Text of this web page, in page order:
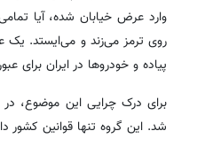
وارد عرض خیابان شده، آیا
روی ترمز می‌زند و می‌ایستد. یک
پیاده و خودروها در ایران برای
برای درک چرایی این موضوع،
شد. این گروه تنها قوانین کشور